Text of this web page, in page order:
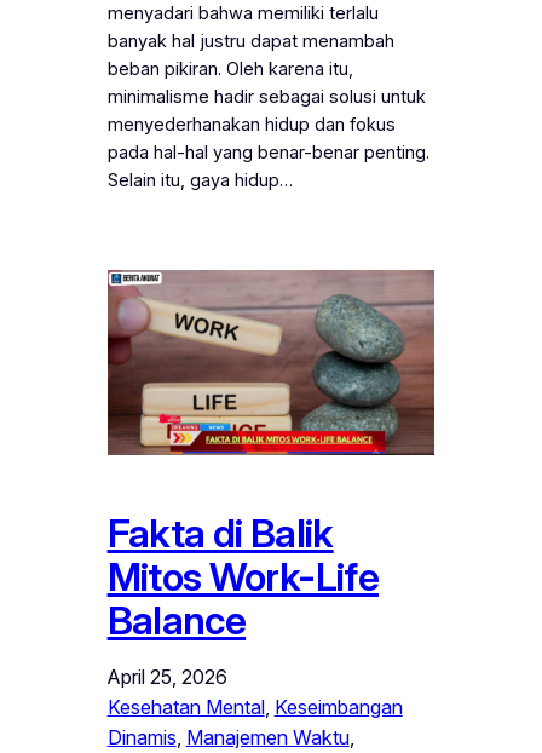
menyadari bahwa memiliki terlalu
banyak hal justru dapat menambah
beban pikiran. Oleh karena itu,
minimalisme hadir sebagai solusi untuk
menyederhanakan hidup dan fokus
pada hal-hal yang benar-benar penting.
Selain itu, gaya hidup…
Fakta di Balik
Mitos Work-Life
Balance
April 25, 2026
Kesehatan Mental, Keseimbangan
Dinamis Manajemen Waktu